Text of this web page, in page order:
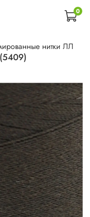
0
нитки ЛЛ